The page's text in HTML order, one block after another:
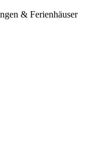
& Ferienhäuser